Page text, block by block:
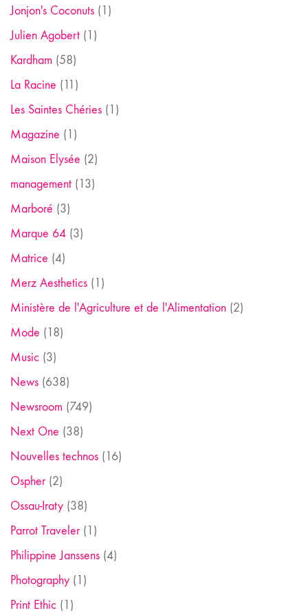
Jonjon's Coconuts (1)
Julien Agobert (1)
Kardham (58)
La Racine (11)
Les Saintes Chéries (1)
Magazine (1)
Maison Elysée (2)
management (13)
Marboré (3)
Marque 64 (3)
Matrice (4)
Merz Aesthetics (1)
Ministère de l'Agriculture et de l'Alimentation (2)
Mode (18)
Music (3)
News (638)
Newsroom (749)
Next One (38)
Nouvelles technos (16)
Ospher(2)
Ossau-Iraty (38)
Parrot Traveler(1)
Philippine Janssens (4)
Photography (1)
Print Ethic (1)